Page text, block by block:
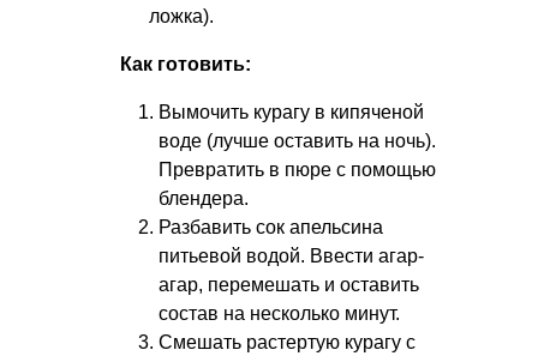
ложка).
Как готовить:
Вымочить курагу в кипяченой
воде (лучше оставить на ночь).
Превратить в пюре с помощью
блендера.
Разбавить сок апельсина
питьевой водой. Ввести агар-
агар, перемешать и оставить
состав на несколько минут.
Смешать растертую курагу с